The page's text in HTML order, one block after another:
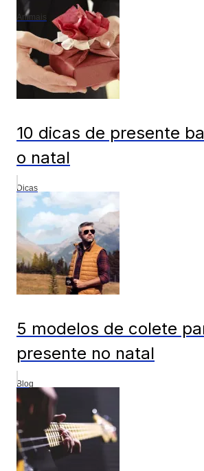
Animais
10 dicas de presente
o natal
Dicas
5 modelos de colete
presente no natal
Blog